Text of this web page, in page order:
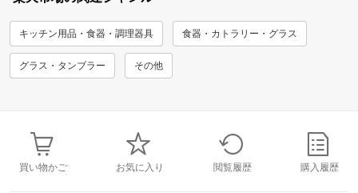
キッチン用品・食器・調理器具 食器・カトラリー・グラス
グラス・タンブラー その他
買い物かご お気に入り 閲覧履歴 購入履歴